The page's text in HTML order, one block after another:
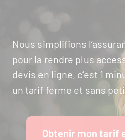
Nous simplifions
pour la rendre plus
devis en ligne, c’est 1
un tarif ferme et sans
Obtenir mon tarif